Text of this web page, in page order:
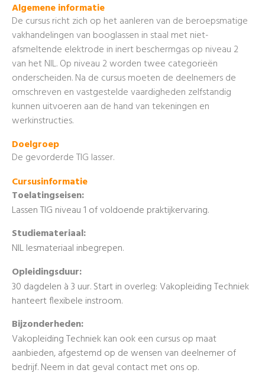
Algemene informatie
De cursus richt zich op het aanleren van de beroepsmatige
vakhandelingen van booglassen in staal met niet-
afsmeltende elektrode in inert beschermgas op niveau 2
van het NIL. Op niveau 2 worden twee categorieën
onderscheiden. Na de cursus moeten de deelnemers de
omschreven en vastgestelde vaardigheden zelfstandig
kunnen uitvoeren aan de hand van tekeningen en
werkinstructies.
Doelgroep
De gevorderde TIG lasser.
Cursusinformatie
Toelatingseisen:
Lassen TIG niveau 1 of voldoende praktijkervaring.
Studiemateriaal:
NIL lesmateriaal inbegrepen.
Opleidingsduur:
30 dagdelen à 3 uur. Start in overleg: Vakopleiding Techniek
hanteert flexibele instroom.
Bijzonderheden:
Vakopleiding Techniek kan ook een cursus op maat
aanbieden, afgestemd op de wensen van deelnemer of
bedrijf. Neem in dat geval contact met ons op.